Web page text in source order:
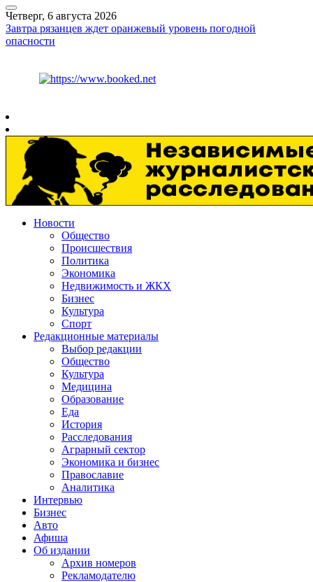
Четверг, 6 августа 2026
Завтра рязанцев ждет оранжевый уровень погодной
опасности
Новости
Общество
Происшествия
Политика
Экономика
Недвижимость и ЖКХ
Бизнес
Культура
Спорт
Редакционные материалы
Выбор редакции
Общество
Культура
Медицина
Образование
Еда
История
Расследования
Аграрный сектор
Экономика и бизнес
Православие
Аналитика
Интервью
Бизнес
Авто
Афиша
Об издании
Архив номеров
Рекламодателю